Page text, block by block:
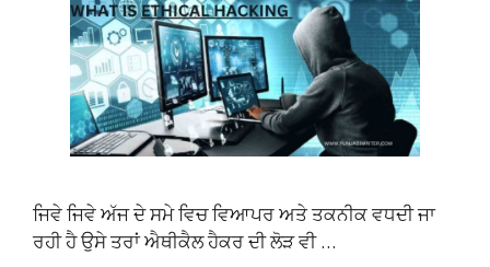
ਜਿਵੇ ਜਿਵੇ ਅੱਜ ਦੇ ਸਮੇ ਵਿਚ ਵਿਆਪਰ ਅਤੇ ਤਕਨੀਕ ਵਧਦੀ ਜਾ
ਰਹੀ ਹੈ ਉਸੇ ਤਰਾਂ ਐਥੀਕੈਲ ਹੈਕਰ ਦੀ ਲੋੜ ਵੀ …